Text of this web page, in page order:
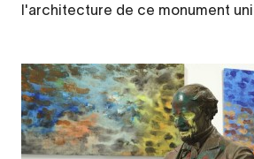
l'architecture de ce monument